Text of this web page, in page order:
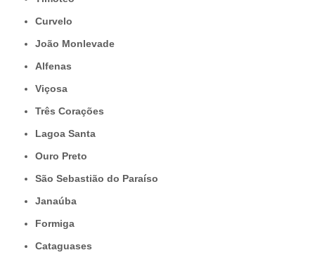
Curvelo
João Monlevade
Alfenas
Viçosa
Três Corações
Lagoa Santa
Ouro Preto
São Sebastião do Paraíso
Janaúba
Formiga
Cataguases